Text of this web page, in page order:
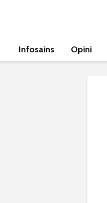
Infosains Opini